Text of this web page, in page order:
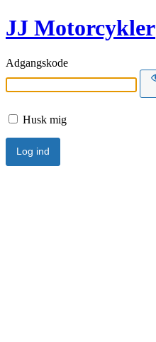
JJ Motorcykler
Adgangskode
Husk mig